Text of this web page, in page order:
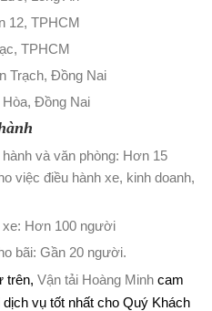
12, TPHCM
TPHCM
Trạch, Đồng Nai
Đồng Nai
và văn phòng: Hơn 15
việc điều hành xe, kinh doanh,
xe: Hơn 100 người
bãi: Gần 20 người.
trên, Vận tải Hoàng Minh cam
dịch vụ tốt nhất cho Quý Khách